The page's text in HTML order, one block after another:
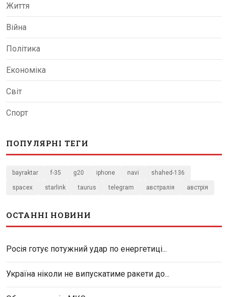
Життя
Війна
Політика
Економіка
Світ
Спорт
ПОПУЛЯРНІ ТЕГИ
bayraktar f-35 g20 iphone navi shahed-136
spacex starlink taurus telegram австралія австрія
ОСТАННІ НОВИНИ
Росія готує потужний удар по енергетиці...
Україна ніколи не випускатиме ракети до...